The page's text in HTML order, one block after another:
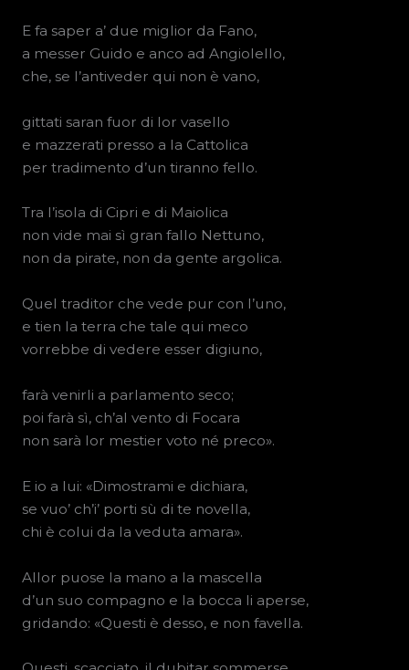
E fa saper a’ due miglior da Fano,
a messer Guido e anco ad Angiolello,
che, se l’antiveder qui non è vano,
gittati saran fuor di lor vasello
e mazzerati presso a la Cattolica
per tradimento d’un tiranno fello.
Tra l’isola di Cipri e di Maiolica
non vide mai sì gran fallo Nettuno,
non da pirate, non da gente argolica.
Quel traditor che vede pur con l’uno,
e tien la terra che tale qui meco
vorrebbe di vedere esser digiuno,
farà venirli a parlamento seco;
poi farà sì, ch’al vento di Focara
non sarà lor mestier voto né preco».
E io a lui: «Dimostrami e dichiara,
se vuo’ ch’i’ porti sù di te novella,
chi è colui da la veduta amara».
Allor puose la mano a la mascella
d’un suo compagno e la bocca li aperse,
gridando: «Questi è desso, e non favella.